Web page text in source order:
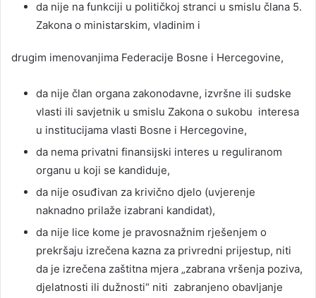
da nije na funkciji u političkoj stranci u smislu člana 5.
Zakona o ministarskim, vladinim i
drugim imenovanjima Federacije Bosne i Hercegovine,
da nije član organa zakonodavne, izvršne ili sudske
vlasti ili savjetnik u smislu Zakona o sukobu interesa
u institucijama vlasti Bosne i Hercegovine,
da nema privatni finansijski interes u reguliranom
organu u koji se kandiduje,
da nije osuđivan za krivično djelo (uvjerenje
naknadno prilaže izabrani kandidat),
da nije lice kome je pravosnažnim rješenjem o
prekršaju izrečena kazna za privredni prijestup, niti
da je izrečena zaštitna mjera „zabrana vršenja poziva,
djelatnosti ili dužnosti“ niti zabranjeno obavljanje